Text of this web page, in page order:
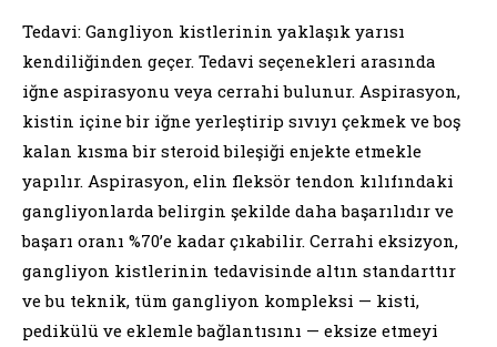
Tedavi: Gangliyon kistlerinin yaklaşık yarısı
kendiliğinden geçer. Tedavi seçenekleri arasında
iğne aspirasyonu veya cerrahi bulunur. Aspirasyon,
kistin içine bir iğne yerleştirip sıvıyı çekmek ve boş
kalan kısma bir steroid bileşiği enjekte etmekle
yapılır. Aspirasyon, elin fleksör tendon kılıfındaki
gangliyonlarda belirgin şekilde daha başarılıdır ve
başarı oranı %70’e kadar çıkabilir. Cerrahi eksizyon,
gangliyon kistlerinin tedavisinde altın standarttır
ve bu teknik, tüm gangliyon kompleksi — kisti,
pedikülü ve eklemle bağlantısını — eksize etmeyi